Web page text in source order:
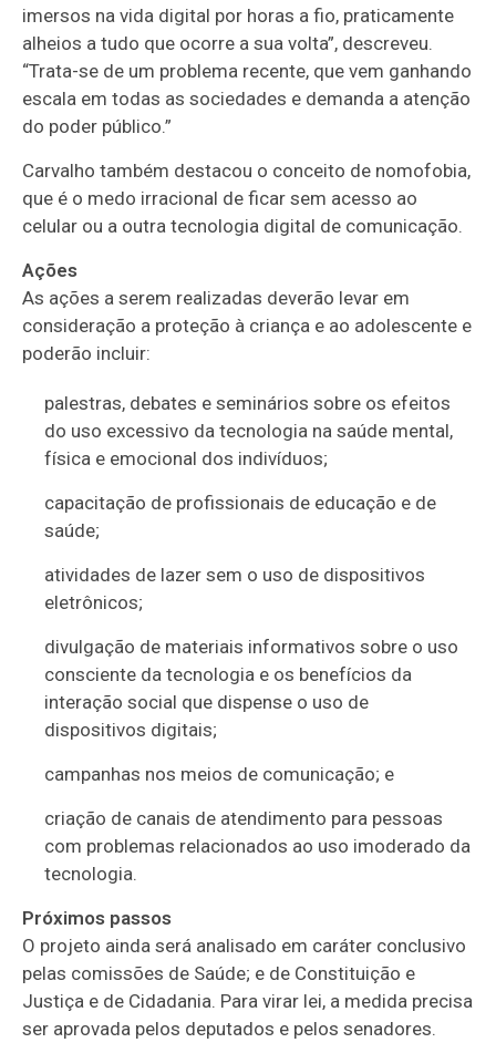
imersos na vida digital por horas a fio, praticamente
alheios a tudo que ocorre a sua volta”, descreveu.
“Trata-se de um problema recente, que vem ganhando
escala em todas as sociedades e demanda a atenção
do poder público.”
Carvalho também destacou o conceito de nomofobia,
que é o medo irracional de ficar sem acesso ao
celular ou a outra tecnologia digital de comunicação.
Ações
As ações a serem realizadas deverão levar em
consideração a proteção à criança e ao adolescente e
poderão incluir:
palestras, debates e seminários sobre os efeitos
do uso excessivo da tecnologia na saúde mental,
física e emocional dos indivíduos;
capacitação de profissionais de educação e de
saúde;
atividades de lazer sem o uso de dispositivos
eletrônicos;
divulgação de materiais informativos sobre o uso
consciente da tecnologia e os benefícios da
interação social que dispense o uso de
dispositivos digitais;
campanhas nos meios de comunicação; e
criação de canais de atendimento para pessoas
com problemas relacionados ao uso imoderado da
tecnologia.
Próximos passos
O projeto ainda será analisado em caráter conclusivo
pelas comissões de Saúde; e de Constituição e
Justiça e de Cidadania. Para virar lei, a medida precisa
ser aprovada pelos deputados e pelos senadores.